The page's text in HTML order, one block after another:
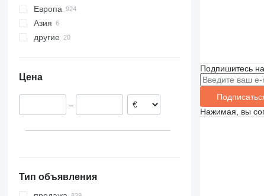
Европа
Нидерланды
Дания
Бельгия
Азия
Азербайджан
другие
Цена
–
Тип объявления
Подпишитесь
Нажимая, вы